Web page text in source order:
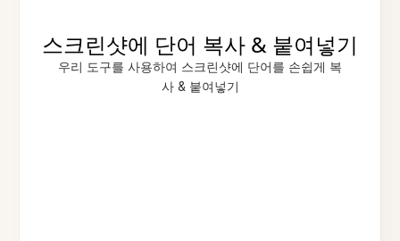
스크린샷에 단어 복사 & 붙여넣기
우리 도구를 사용하여 스크린샷에 단어를 손쉽게 복
사 & 붙여넣기